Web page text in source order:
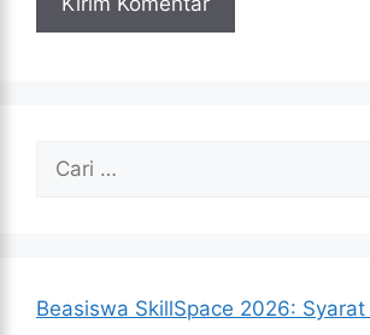
Cari
Beasiswa SkillSpace 2026: